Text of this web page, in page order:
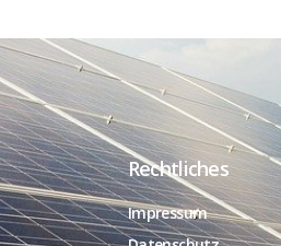
Rechtliches
Impressum